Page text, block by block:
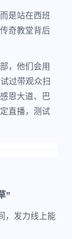
是站在西班
奇教堂背后
，他们会用
过带观众扫
恩大道、巴
直播，测试
”
，发力线上能